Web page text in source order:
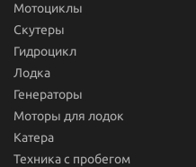
Мотоциклы
Скутеры
Гидроцикл
Лодка
Генераторы
Моторы для лодок
Катера
Техника с пробегом